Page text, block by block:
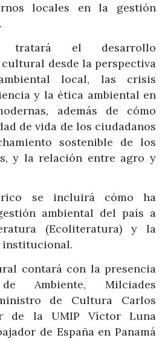
locales en la gestión
tratará el desarrollo
desde la perspectiva
local, las crisis
y la ética ambiental en
además de cómo
de vida de los ciudadanos
sostenible de los
y la relación entre agro y
se incluirá cómo ha
ambiental del país a
(Ecoliteratura) y la
contará con la presencia
Ambiente, Milciades
de Cultura Carlos
de la UMIP Víctor Luna
de España en Panamá